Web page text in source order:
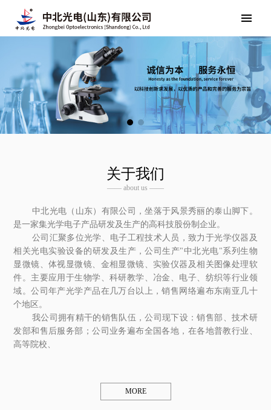
关于我们
—— about us ——
中北光电（山东）有限公司，坐落于风景秀丽的泰山脚下。
是一家集光学电子产品研发及生产的高科技股份制企业。
公司汇聚多位光学、电子工程技术人员，致力于光学仪器及
相关光电实验设备的研发及生产，公司生产"中北光电"系列生物
显微镜、体视显微镜、金相显微镜、实验仪器及相关图像处理软
件。主要应用于生物学、科研教学、冶金、电子、纺织等行业领
域。公司年产光学产品在几万台以上，销售网络遍布东南亚几十
个地区。
我公司拥有精干的销售队伍，公司现下设：销售部、技术研
发部和售后服务部；公司业务遍布全国各地，在各地普教行业、
高等院校、
MORE